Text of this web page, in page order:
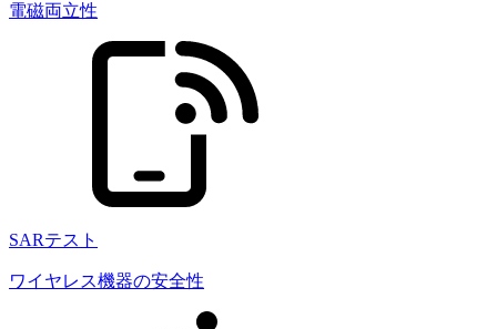
電磁両立性
SARテスト
ワイヤレス機器の安全性